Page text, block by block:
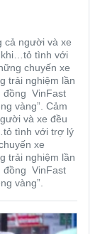
cả người và xe
khi…tỏ tình với
chuyến xe
trải nghiệm lần
đồng VinFast
vàng”. Cảm
và xe đều
tình với trợ lý
xe
trải nghiệm lần
đồng VinFast
vàng”.